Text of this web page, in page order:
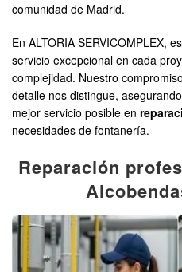
comunidad de Madrid.
En ALTORIA SERVICOMPLEX,
servicio excepcional en cada
complejidad. Nuestro
detalle nos distingue,
mejor servicio posible en
necesidades de fontanería.
Reparación